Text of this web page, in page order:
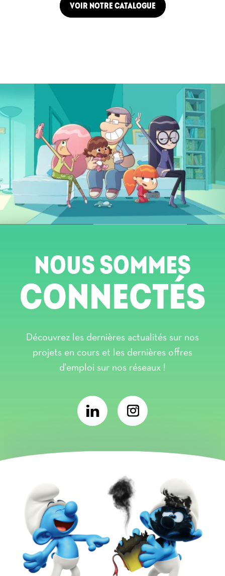
VOIR NOTRE CATALOGUE
NOUS SOMMES
CONNECTÉS
Découvrez les dernières actualités sur nos
projets en cours et les dernières offres
d'emploi sur nos réseaux !